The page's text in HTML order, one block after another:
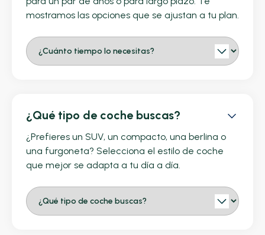
mostramos las opciones que se ajustan a tu plan.
¿Qué tipo de coche buscas?
¿Prefieres un SUV, un compacto, una berlina o
una furgoneta? Selecciona el estilo de coche
que mejor se adapta a tu día a día.